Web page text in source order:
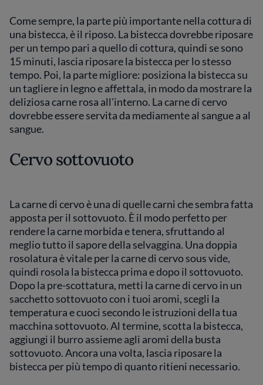
Come sempre, la parte più importante nella cottura di
una bistecca, è il riposo. La bistecca dovrebbe riposare
per un tempo pari a quello di cottura, quindi se sono
15 minuti, lascia riposare la bistecca per lo stesso
tempo. Poi, la parte migliore: posiziona la bistecca su
un tagliere in legno e affettala, in modo da mostrare la
deliziosa carne rosa all'interno. La carne di cervo
dovrebbe essere servita da mediamente al sangue a al
sangue.
Cervo sottovuoto
La carne di cervo è una di quelle carni che sembra fatta
apposta per il sottovuoto. È il modo perfetto per
rendere la carne morbida e tenera, sfruttando al
meglio tutto il sapore della selvaggina. Una doppia
rosolatura è vitale per la carne di cervo sous vide,
quindi rosola la bistecca prima e dopo il sottovuoto.
Dopo la pre-scottatura, metti la carne di cervo in un
sacchetto sottovuoto con i tuoi aromi, scegli la
temperatura e cuoci secondo le istruzioni della tua
macchina sottovuoto. Al termine, scotta la bistecca,
aggiungi il burro assieme agli aromi della busta
sottovuoto. Ancora una volta, lascia riposare la
bistecca per più tempo di quanto ritieni necessario.